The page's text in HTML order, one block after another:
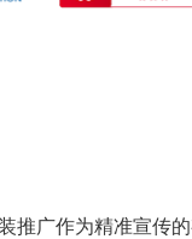
推广作为精准宣传